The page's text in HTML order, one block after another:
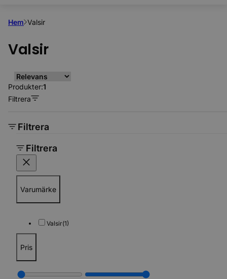
Hem Valsir
Valsir
Produkter:1
Filtrera
Filtrera
Filtrera
Varumärke
Valsir(1)
Pris